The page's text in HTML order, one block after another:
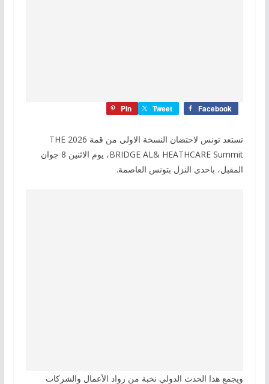
Facebook
Tweet
Pin
تستعد تونس لاحتضان النسخة الاولى من قمة 2026 THE
BRIDGE AL& HEATHCARE Summit، يوم الاثنين 8 جوان
المقبل، باحدى النزل بتونس العاصمة.
ويجمع هذا الحدث الدولي نخبة من رواد الأعمال والشركات